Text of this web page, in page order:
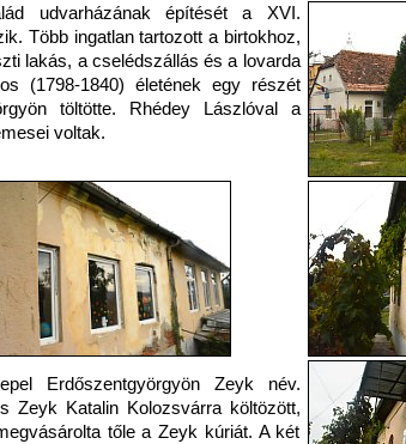
udvarházának építését a XVI.
Több ingatlan tartozott a birtokhoz,
lakás, a cselédszállás és a lovarda
(1798-1840) életének egy részét
töltötte. Rhédey Lászlóval a
voltak.
Erdőszentgyörgyön Zeyk név.
Zeyk Katalin Kolozsvárra költözött,
tőle a Zeyk kúriát. A két